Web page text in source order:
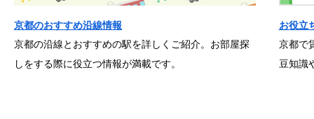
京都のおすすめ沿線情報
京都の沿線とおすすめの駅を詳しくご紹介。お部屋探
しをする際に役立つ情報が満載です。
お役立
京都で
豆知識